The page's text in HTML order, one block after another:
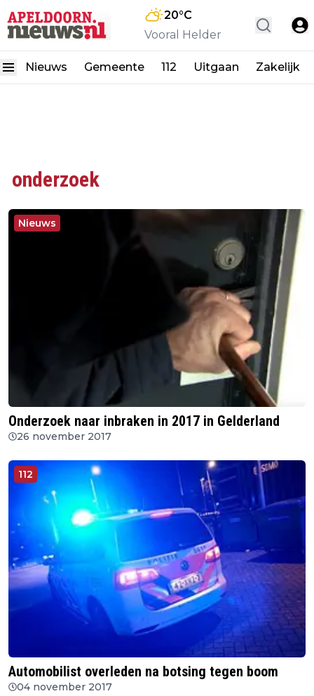
20°C
Vooral Helder
Nieuws Gemeente 112 Uitgaan Zakelijk
onderzoek
Nieuws
Onderzoek naar inbraken in 2017 in Gelderland
26 november 2017
112
Automobilist overleden na botsing tegen boom
04 november 2017